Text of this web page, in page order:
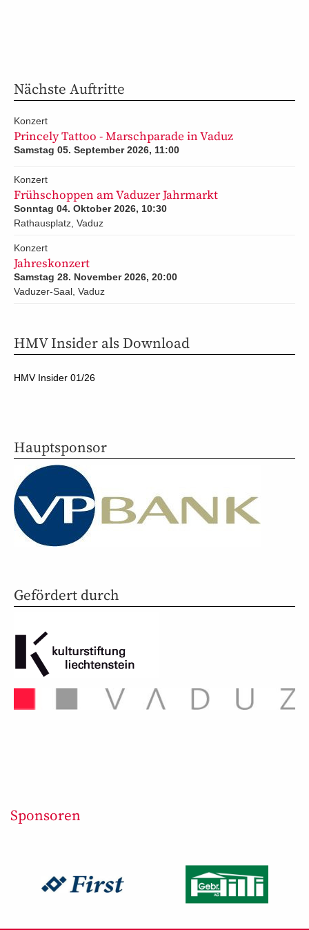
Nächste Auftritte
Konzert
Princely Tattoo - Marschparade in Vaduz
Samstag 05. September 2026, 11:00
Konzert
Frühschoppen am Vaduzer Jahrmarkt
Sonntag 04. Oktober 2026, 10:30
Rathausplatz, Vaduz
Konzert
Jahreskonzert
Samstag 28. November 2026, 20:00
Vaduzer-Saal, Vaduz
HMV Insider als Download
HMV Insider 01/26
Hauptsponsor
Gefördert durch
Sponsoren